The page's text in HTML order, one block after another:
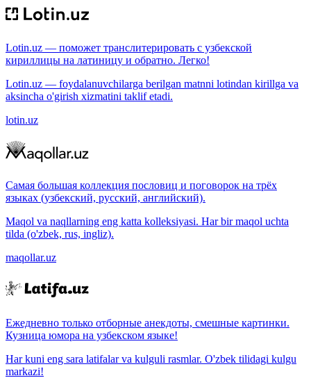
Lotin.uz — поможет транслитерировать с узбекской
кириллицы на латиницу и обратно. Легко!
Lotin.uz — foydalanuvchilarga berilgan matnni lotindan kirillga va
aksincha o'girish xizmatini taklif etadi.
lotin.uz
Самая большая коллекция пословиц и поговорок на трёх
языках (узбекский, русский, английский).
Maqol va naqllarning eng katta kolleksiyasi. Har bir maqol uchta
tilda (o'zbek, rus, ingliz).
maqollar.uz
Ежедневно только отборные анекдоты, смешные картинки.
Кузница юмора на узбекском языке!
Har kuni eng sara latifalar va kulguli rasmlar. O'zbek tilidagi kulgu
markazi!